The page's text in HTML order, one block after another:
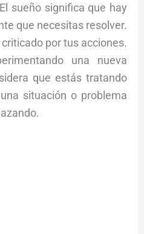
sueño significa que hay
que necesitas resolver.
por tus acciones.
una nueva
que estás tratando
situación o problema